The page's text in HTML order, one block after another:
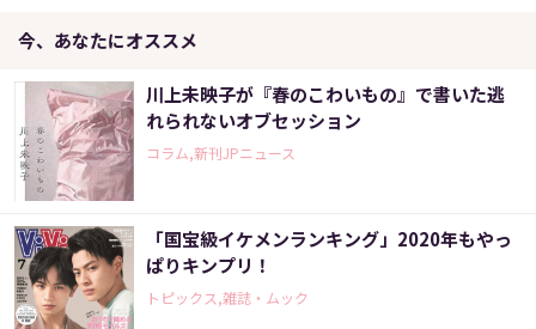
今、あなたにオススメ
川上未映子が『春のこわいもの』で書いた逃
れられないオブセッション
コラム,新刊JPニュース
「国宝級イケメンランキング」2020年もやっ
ぱりキンプリ！
トピックス,雑誌・ムック